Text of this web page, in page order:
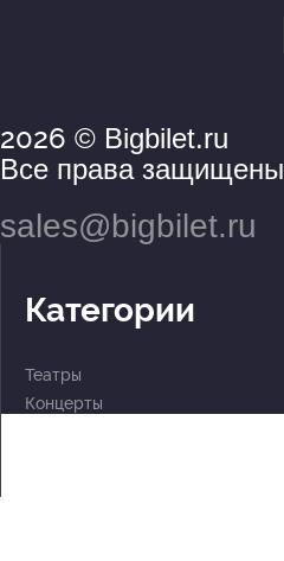
2026 © Bigbilet.ru
Все права защищены
sales@bigbilet.ru
Категории
Театры
Концерты